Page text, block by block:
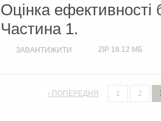
Оцінка ефективності
Частина 1.
ЗАВАНТИЖИТИ ZIP 18.12 МБ
‹ ПОПЕРЕДНЯ 1 2